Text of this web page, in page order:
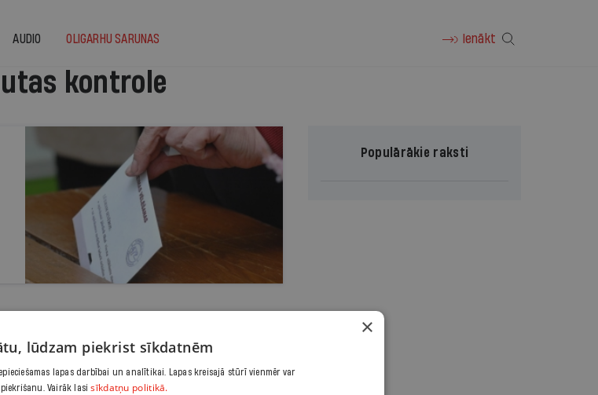
AUDIO OLIGARHU SARUNAS Ienākt
kontrole
Populārākie raksti
×
lūdzam piekrist sīkdatnēm
lapas darbībai un analītikai. Lapas kreisajā stūrī vienmēr var
Vairāk lasisīkdatņu politikā.